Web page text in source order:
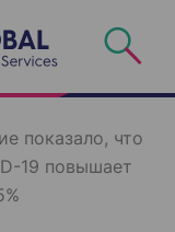
показало, что
19 повышает